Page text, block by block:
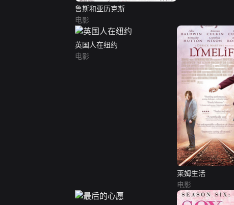
鲁斯和亚历克斯
电影
英国人在纽约
电影
莱姆生活
电影